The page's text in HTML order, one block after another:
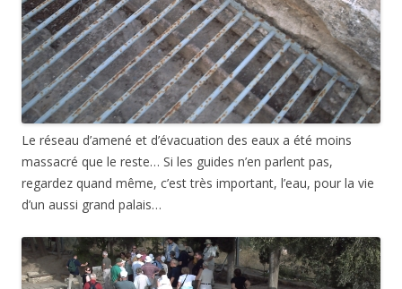
Le réseau d’amené et d’évacuation des eaux a été moins
massacré que le reste… Si les guides n’en parlent pas,
regardez quand même, c’est très important, l’eau, pour la vie
d’un aussi grand palais…